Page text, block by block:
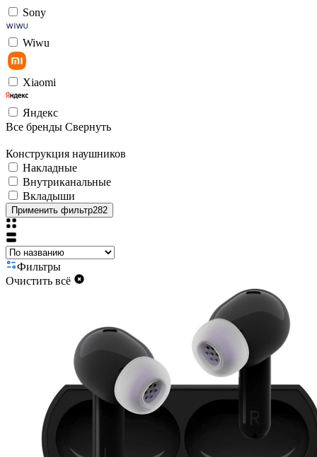
Sony
Wiwu
Xiaomi
Яндекс
Все бренды Свернуть
Конструкция наушников
Накладные
Внутриканальные
Вкладыши
Применить фильтр282
Фильтры
Очистить всё